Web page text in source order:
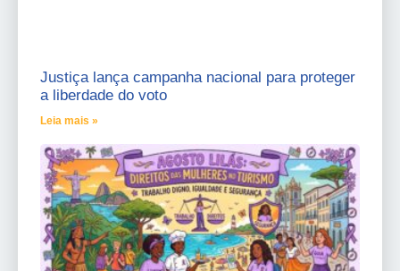
Justiça lança campanha nacional para proteger
a liberdade do voto
Leia mais »